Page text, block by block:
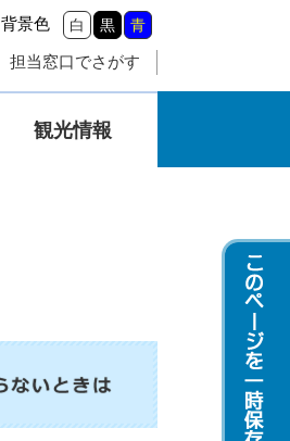
背景色 白 黒 青
担当窓口でさがす
観光情報